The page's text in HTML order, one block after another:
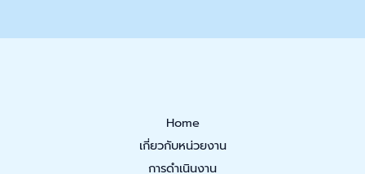
Home
เกี่ยวกับหน่วยงาน
การดำเนินงาน